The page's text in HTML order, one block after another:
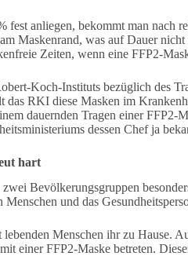
fest anliegen, bekommt man nach
Maskenrand, was auf Dauer
Zeiten, wenn eine FFP2-
Koch-Instituts bezüglich des
das RKI diese Masken im
dauernden Tragen einer
dessen Chef ja
hart
Bevölkerungsgruppen
und das
Menschen ihr zu Hause.
einer FFP2-Maske betreten.